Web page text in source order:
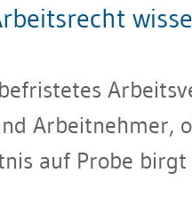
Arbeitnehmer,
auf Probe